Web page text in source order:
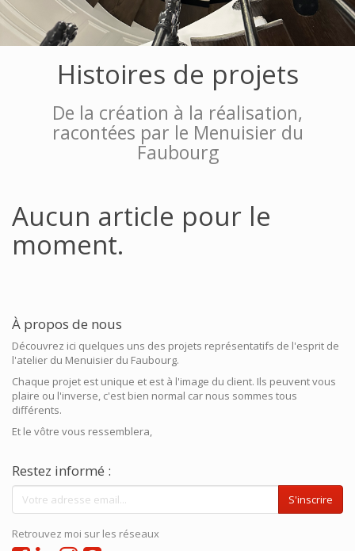
Histoires de projets
De la création à la réalisation,
racontées par le Menuisier du
Faubourg
Aucun article pour le
moment.
À propos de nous
Découvrez ici quelques uns des projets représentatifs de l'esprit de
l'atelier du Menuisier du Faubourg.
Chaque projet est unique et est à l'image du client. Ils peuvent vous
plaire ou l'inverse, c'est bien normal car nous sommes tous
différents.
Et le vôtre vous ressemblera,
Restez informé :
S'inscrire
Retrouvez moi sur les réseaux